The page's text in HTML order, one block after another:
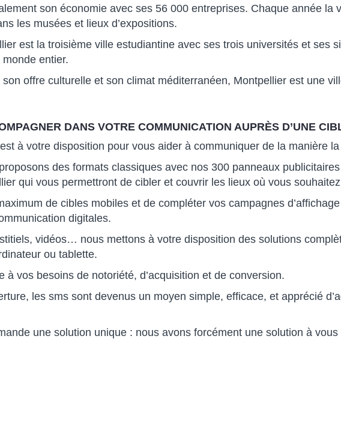
son économie avec ses 56 000 entreprises. Chaque année la
les musées et lieux d’expositions.
est la troisième ville estudiantine avec ses trois universités et ses
entier.
offre culturelle et son climat méditerranéen, Montpellier est une
DANS VOTRE COMMUNICATION AUPRÈS D’UNE
à votre disposition pour vous aider à communiquer de la manière
des formats classiques avec nos 300 panneaux
qui vous permettront de cibler et couvrir les lieux où vous
de cibles mobiles et de compléter vos campagnes
digitales.
vidéos… nous mettons à votre disposition des solutions
ou tablette.
à vos besoins de notoriété, d’acquisition et de conversion.
les sms sont devenus un moyen simple, efficace, et apprécié
une solution unique : nous avons forcément une solution à vous